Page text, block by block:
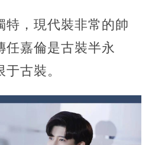
特，現代裝非常的帥
任嘉倫是古裝半永
古裝。